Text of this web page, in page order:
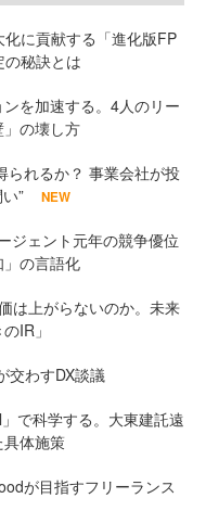
に貢献する「進化版FP
秘訣とは
を加速する。4人のリー
の壊し方
られるか？ 事業会社が投
”
NEW
ジェント元年の競争優位
の言語化
は上がらないのか。未来
IR」
交わすDX談議
で科学する。大東建託遠
体施策
が目指すフリーランス